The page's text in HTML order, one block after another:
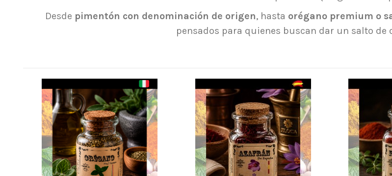
Desde pimentón con denominación de origen, hasta orégano premium o
pensados para quienes buscan dar un salto de